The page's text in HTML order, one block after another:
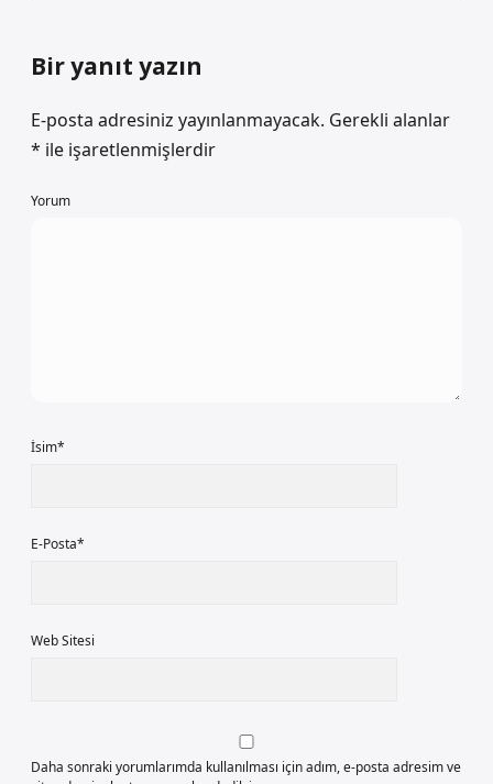
Bir yanıt yazın
E-posta adresiniz yayınlanmayacak. Gerekli alanlar
* ile işaretlenmişlerdir
Yorum
İsim*
E-Posta*
Web Sitesi
Daha sonraki yorumlarımda kullanılması için adım, e-posta adresim ve